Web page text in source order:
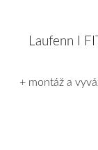
Laufenn I
+ montáž a